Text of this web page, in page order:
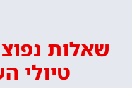
שאלות
טיולי